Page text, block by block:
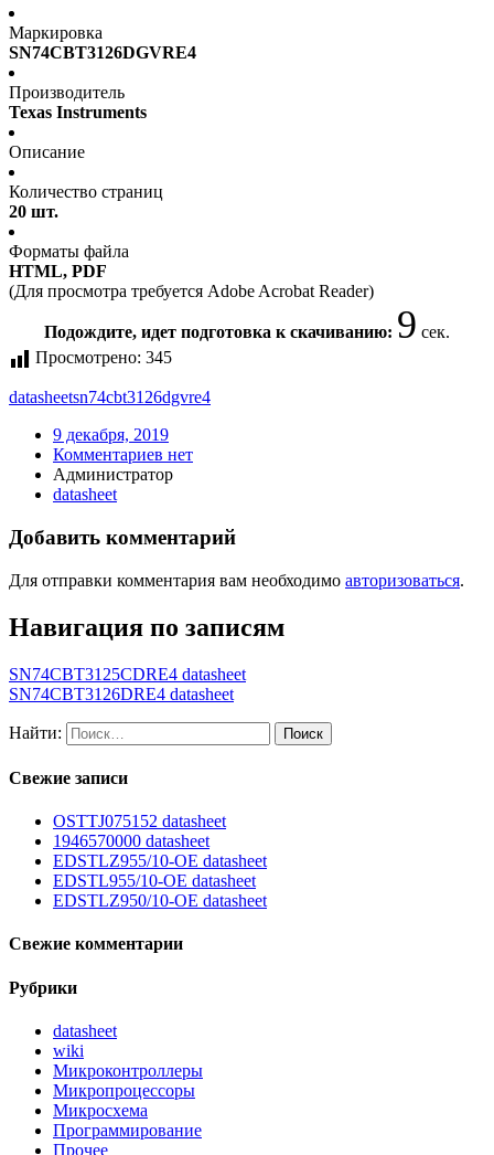
Маркировка
SN74CBT3126DGVRE4
Производитель
Texas Instruments
Описание
Количество страниц
20 шт.
Форматы файла
HTML, PDF
(Для просмотра требуется Adobe Acrobat Reader)
Подождите, идет подготовка к скачиванию: 9 сек.
Просмотрено: 345
datasheetsn74cbt3126dgvre4
9 декабря, 2019
Комментариев нет
Администратор
datasheet
Добавить комментарий
Для отправки комментария вам необходимо авторизоваться.
Навигация по записям
SN74CBT3125CDRE4 datasheet
SN74CBT3126DRE4 datasheet
Найти:
Свежие записи
OSTTJ075152 datasheet
1946570000 datasheet
EDSTLZ955/10-OE datasheet
EDSTL955/10-OE datasheet
EDSTLZ950/10-OE datasheet
Свежие комментарии
Рубрики
datasheet
wiki
Микроконтроллеры
Микропроцессоры
Микросхема
Программирование
Прочее